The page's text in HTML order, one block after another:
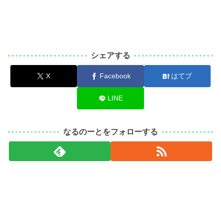
シェアする
X Facebook はてブ
LINE
なるのーとをフォローする